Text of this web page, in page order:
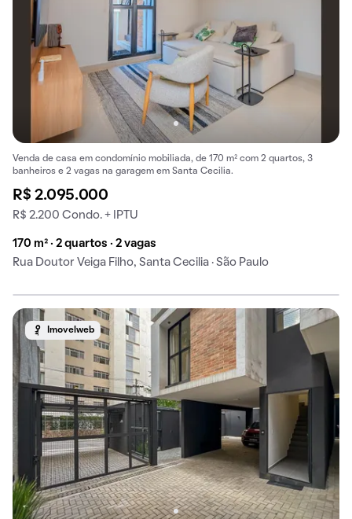
Venda de casa em condomínio mobiliada, de 170 m² com 2 quartos, 3
banheiros e 2 vagas na garagem em Santa Cecilia.
R$ 2.095.000
R$ 2.200 Condo. + IPTU
170 m² · 2 quartos · 2 vagas
Rua Doutor Veiga Filho, Santa Cecilia · São Paulo
Imovelweb